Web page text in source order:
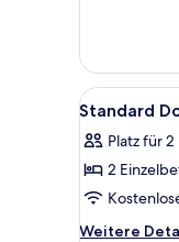
Doppel-
oder
-
Balkon
Alle
Fotos
für
Standard
Double
Or
12
Standard
Platz für
2
Weitere
Weitere